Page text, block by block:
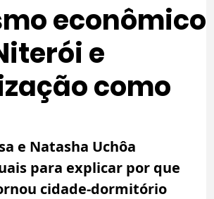
econômico
e
como
e Natasha Uchôa
para explicar por que
cidade-dormitório